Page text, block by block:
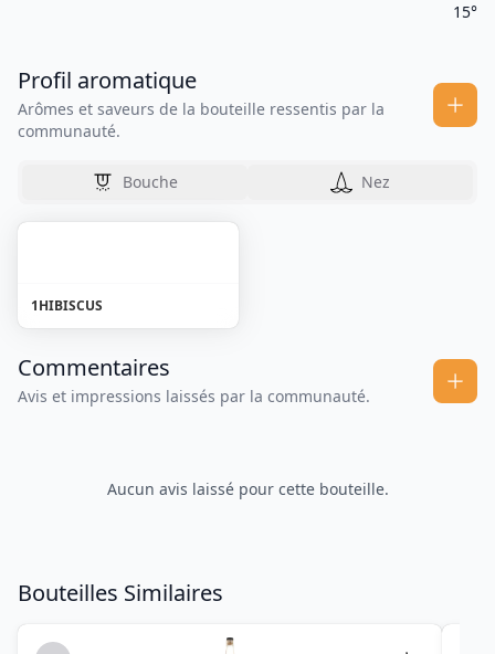
15°
Profil aromatique
Arômes et saveurs de la bouteille ressentis par la
communauté.
Bouche Nez
1HIBISCUS
Commentaires
Avis et impressions laissés par la communauté.
Aucun avis laissé pour cette bouteille.
Bouteilles Similaires